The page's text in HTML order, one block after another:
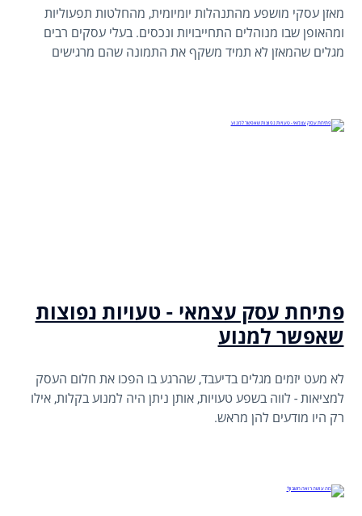
מאזן עסקי מושפע מהתנהלות יומיומית, מהחלטות תפעוליות
ומהאופן שבו מנוהלים התחייבויות ונכסים. בעלי עסקים רבים
מגלים שהמאזן לא תמיד משקף את התמונה שהם מרגישים
שמייצרים שיפור אמיתי לאורך זמן.
פתיחת עסק עצמאי - טעויות נפוצות
שאפשר למנוע
לא מעט יזמים מגלים בדיעבד, שהרגע בו הפכו את חלום העסק
למציאות - לווה בשפע טעויות, אותן ניתן היה למנוע בקלות, אילו
רק היו מודעים להן מראש.